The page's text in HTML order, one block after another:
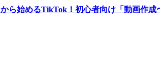
ら始めるTikTok！初心者向け「動画作成